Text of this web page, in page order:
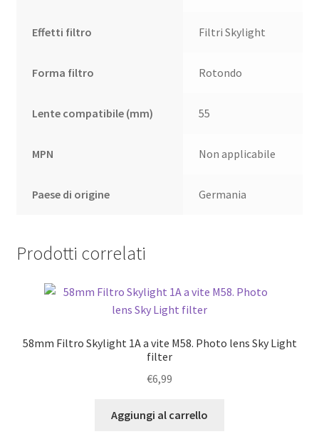
Effetti filtro Filtri Skylight
Forma filtro Rotondo
Lente compatibile (mm) 55
MPN Non applicabile
Paese di origine Germania
Prodotti correlati
58mm Filtro Skylight 1A a vite M58. Photo lens Sky Light
filter
€6,99
Aggiungi al carrello